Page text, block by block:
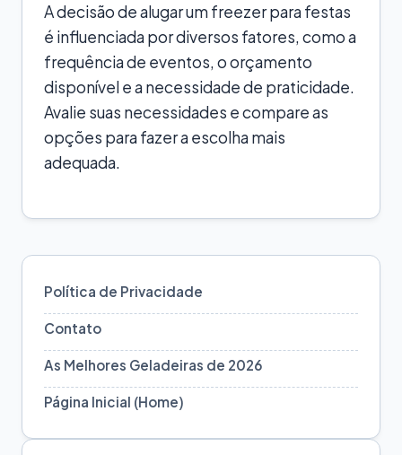
A decisão de alugar um freezer para festas
é influenciada por diversos fatores, como a
frequência de eventos, o orçamento
disponível e a necessidade de praticidade.
Avalie suas necessidades e compare as
opções para fazer a escolha mais
adequada.
Política de Privacidade
Contato
As Melhores Geladeiras de 2026
Página Inicial (Home)